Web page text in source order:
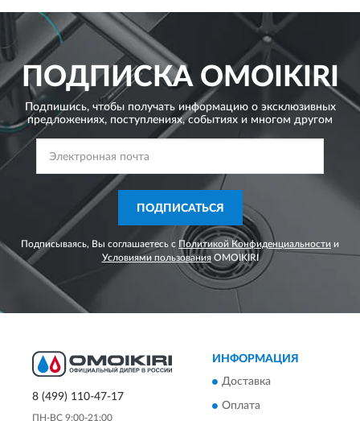
ПОДПИСКАOMOIKIRI
Подпишись, чтобы получать информацию о эксклюзивных
предложениях, поступлениях, событиях и многом другом
ПОДПИСАТЬСЯ
Подписываясь, Вы соглашаетесь с Политикой Конфиденциальности и
Условиями пользованияOMOIKIRI
8 (499) 110-47-17
ПН-ВС 9:00-21:00
ИНФОРМАЦИЯ
Доставка
Оплата